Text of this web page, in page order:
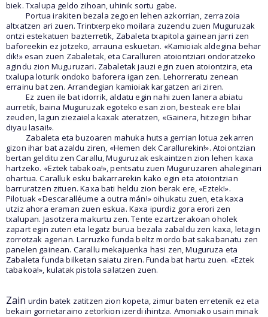
biek. Txalupa geldo zihoan, uhinik sortu gabe.
Portua irakiten bezala zegoen lehen azkorrian, zerrazoia
altxatzen ari zuen. Trintxerpeko moilara zuzendu zuen Muguruzak
ontzi estekatuen bazterretik, Zabaleta txapitola gainean jarri zen
baforeekin ez jotzeko, arrauna eskuetan. «Kamioiak aldegina behar
dik!» esan zuen Zabaletak, eta Caralluren atoiontziari ondoratzeko
agindu zion Muguruzari. Zabaletak jauzi egin zuen atoiontzira, eta
txalupa loturik ondoko baforera igan zen. Lehorreratu zenean
errainu bat zen. Arrandegian kamioiak kargatzen ari ziren.
Ez zuen ile bat idorrik, aldatu egin nahi zuen lanera abiatu
aurretik, baina Muguruzak egoteko esan zion, besteak ere blai
zeuden, lagun ziezaiela kaxak ateratzen, «Gainera, hitzegin bihar
diyau lasai!».
Zabaleta eta buzoaren mahuka hutsa gerrian lotua zekarren
gizon ihar bat azaldu ziren, «Hemen dek Carallurekin!». Atoiontzian
bertan gelditu zen Carallu, Muguruzak eskaintzen zion lehen kaxa
hartzeko. «Eztek tabakoa!», pentsatu zuen Muguruzaren ahaleginari
ohartua. Caralluk esku bakarrarekin kako egin eta atoiontzian
barruratzen zituen. Kaxa bati heldu zion berak ere, «Eztek!».
Pilotuak «Descaralléume a outra mán!» oihukatu zuen, eta kaxa
utziz ahora eraman zuen eskua. Kaxa ipurdiz gora erori zen
txalupan. Jasotzera makurtu zen. Tente ezartzerakoan oholek
zapart egin zuten eta legatz burua bezala zabaldu zen kaxa, letagin
zorrotzak agerian. Larruzko funda beltz mordo bat sakabanatu zen
panelen gainean. Carallu mekajuenka hasi zen, Muguruza eta
Zabaleta funda bilketan saiatu ziren. Funda bat hartu zuen. «Eztek
tabakoa!», kulatak pistola salatzen zuen.
Zain urdin batek zatitzen zion kopeta, zimur baten erretenik ez eta
bekain gorrietaraino zetorkion izerdi ihintza. Amoniako usain minak